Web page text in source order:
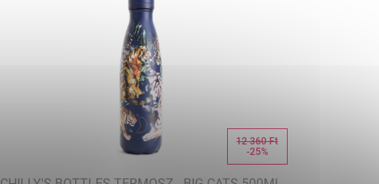
12 360 Ft
-25%